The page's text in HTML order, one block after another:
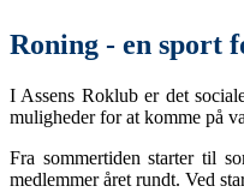
Roning - en sport
I Assens Roklub er det
muligheder for at komme på
Fra sommertiden starter til
medlemmer året rundt. Ved